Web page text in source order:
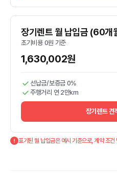
장기렌트 월 납입금 (60개
초기비용 0원 기준
1,630,002원
선납금/보증금 0%
주행거리 연 2만km
장기렌트 견
표기된 월 납입금은 예시 기준으로, 계약 조